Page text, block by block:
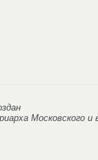
Московского и